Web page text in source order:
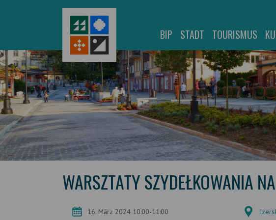
BIP STADT TOURISMUS
WARSZTATY SZYDEŁKOWANIA
16. März 2024 10:00-11:00